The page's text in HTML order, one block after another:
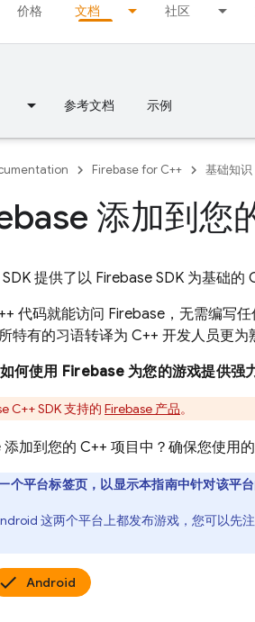
价格 文档 社区
参考文档 示例
Firebase for C++ 基础知识
添加到您
提供了以 Firebase SDK 为基础的
代码就能访问 Firebase，无需编写
特有的习语转译为 C++ 开发人员更为
何使用 Firebase 为您的游戏提供强
C++SDK 支持的 Firebase 产品。
添加到您的 C++ 项目中？确保您使用
个平台标签页，以显示本指南中针对该平台
这两个平台上都发布游戏，您可以先
Android